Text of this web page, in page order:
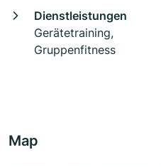
Dienstleistungen
Gerätetraining,
Gruppenfitness
Map